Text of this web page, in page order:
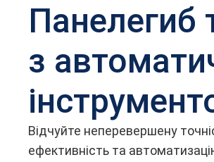
Панелегиб
з
Відчуйте неперевершену
ефективність та